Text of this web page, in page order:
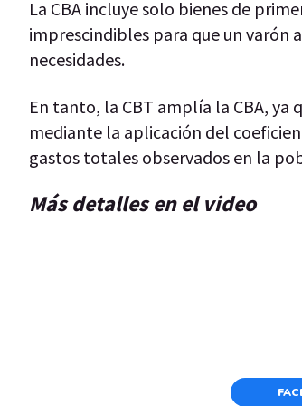
La CBA incluye solo bienes de
imprescindibles para que un varón
necesidades.
En tanto, la CBT amplía la CBA, ya
mediante la aplicación del
gastos totales observados en la
Más detalles en el video